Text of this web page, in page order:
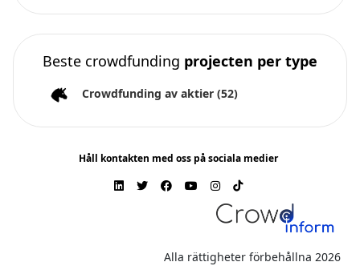
Beste crowdfunding projecten per type
Crowdfunding av aktier (52)
Håll kontakten med oss på sociala medier
Alla rättigheter förbehållna 2026